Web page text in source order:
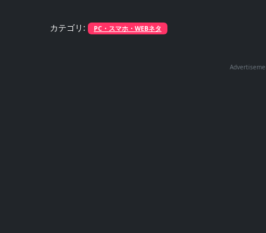
カテゴリ: PC・スマホ・WEBネタ